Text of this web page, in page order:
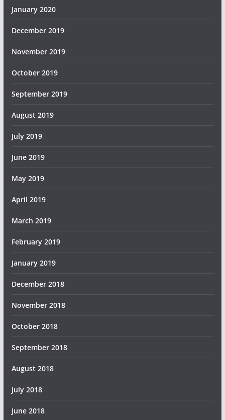
January 2020
December 2019
November 2019
October 2019
September 2019
August 2019
July 2019
June 2019
May 2019
April 2019
March 2019
February 2019
January 2019
December 2018
November 2018
October 2018
September 2018
August 2018
July 2018
June 2018